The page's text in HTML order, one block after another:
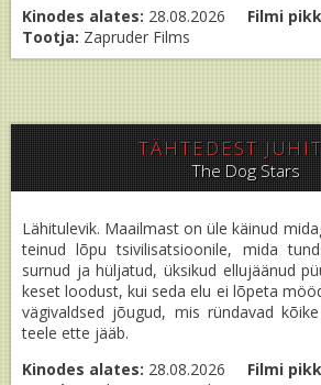
Kinodes alates: 28.08.2026 Filmi
Tootja: Zapruder Films
TÄHTEDEST
The Dog Stars
Lähitulevik. Maailmast on üle käinud
teinud lõpu tsivilisatsioonile, mida
surnud ja hüljatud, üksikud ellujäänud
keset loodust, kui seda elu ei lõpeta
vägivaldsed jõugud, mis ründavad
teele ette jääb.
Kinodes alates: 28.08.2026 Filmi